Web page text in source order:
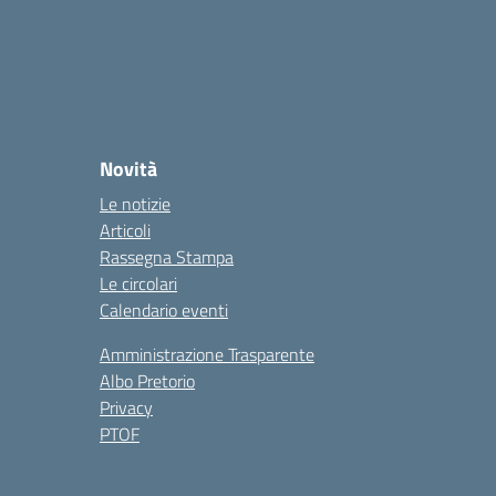
Novità
Le notizie
Articoli
Rassegna Stampa
Le circolari
Calendario eventi
Amministrazione Trasparente
Albo Pretorio
Privacy
PTOF